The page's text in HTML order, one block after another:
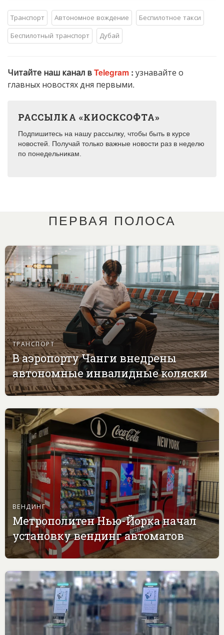
Транспорт Автономное вождение
Беспилотное такси
Беспилотный транспорт
Дубай
Читайте наш канал вTelegram : узнавайте о
главных новостях дня первыми.
РАССЫЛКА «КИОСКСОФТА»
Подпишитесь на нашу рассылку, чтобы быть в курсе
новостей. Получай только важные новости раз в неделю
по понедельникам.
ПЕРВАЯ ПОЛОСА
ТРАНСПОРТ
В аэропорту Чанги внедрены
автономные инвалидные коляски
ВЕНДИНГ
Метрополитен Нью-Йорка начал
установку вендинг автоматов